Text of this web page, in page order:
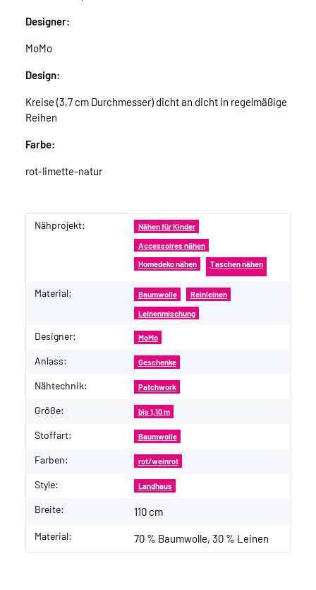
Designer:
MoMo
Design:
Kreise (3,7 cm Durchmesser) dicht an dicht in regelmäßige
Reihen
Farbe:
rot-limette-natur
Produkteigenschaft
Wert
Nähprojekt: Nähen für Kinder
Accessoires nähen
Homedeko nähen Taschen nähen
Material: Baumwolle Reinleinen
Leinenmischung
Designer: MoMo
Anlass: Geschenke
Nähtechnik: Patchwork
Größe: bis 1,10 m
Stoffart: Baumwolle
Farben: rot/weinrot
Style: Landhaus
Breite: 110 cm
Material: 70 % Baumwolle, 30 % Leinen